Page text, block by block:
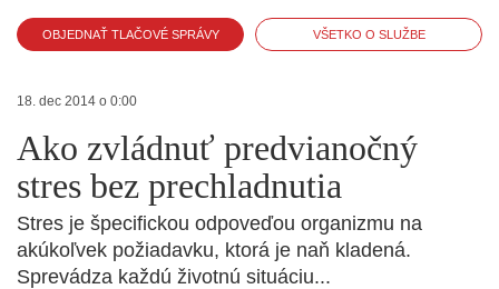
OBJEDNAŤ TLAČOVÉ SPRÁVY VŠETKO O SLUŽBE
18. dec 2014 o 0:00
Ako zvládnuť predvianočný
stres bez prechladnutia
Stres je špecifickou odpoveďou organizmu na
akúkoľvek požiadavku, ktorá je naň kladená.
Sprevádza každú životnú situáciu...